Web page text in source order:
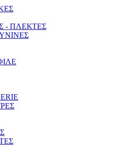
- ΠΛΕΚΤΕΣ